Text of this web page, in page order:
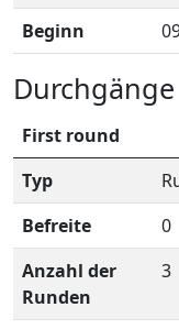
Beginn
Durchgänge
First round
Typ
Befreite
0
Anzahl der
Runden
3